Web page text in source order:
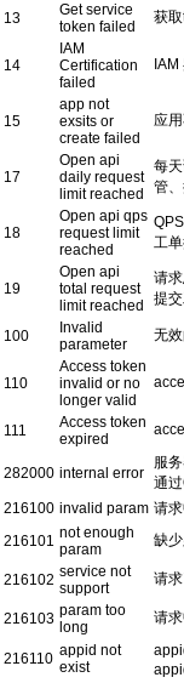
13
Get service
token failed
获
14
IAM
Certification
failed
15
app not
exsits or
create failed
应
17
Open api
daily request
limit reached
每
管
18
Open api qps
request limit
reached
工
19
Open api
total request
limit reached
请
提
100
Invalid
parameter
无
110
Access token
invalid or no
longer valid
111
Access token
expired
282000 internal error
服
通
216100 invalid param 请
216101 not enough
param
缺
216102 service not
support
请
216103 param too
long
请
216110 appid not
exist